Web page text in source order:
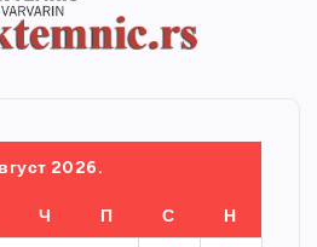
2026.
Ч П С Н